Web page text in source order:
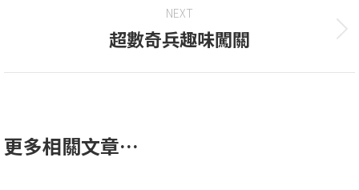
NEXT
超數奇兵趣味闖關
更多相關文章…